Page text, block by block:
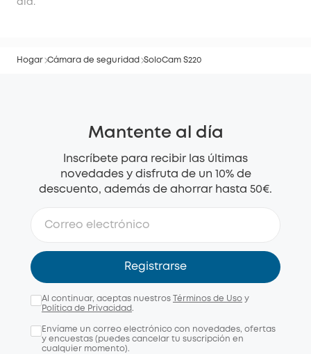
día.
Hogar Cámara de seguridad SoloCam S220
Mantente al día
Inscríbete para recibir las últimas
novedades y disfruta de un 10% de
descuento, además de ahorrar hasta 50€.
Registrarse
Al continuar, aceptas nuestros Términos de Uso y
Política de Privacidad.
Envíame un correo electrónico con novedades, ofertas
y encuestas (puedes cancelar tu suscripción en
cualquier momento).